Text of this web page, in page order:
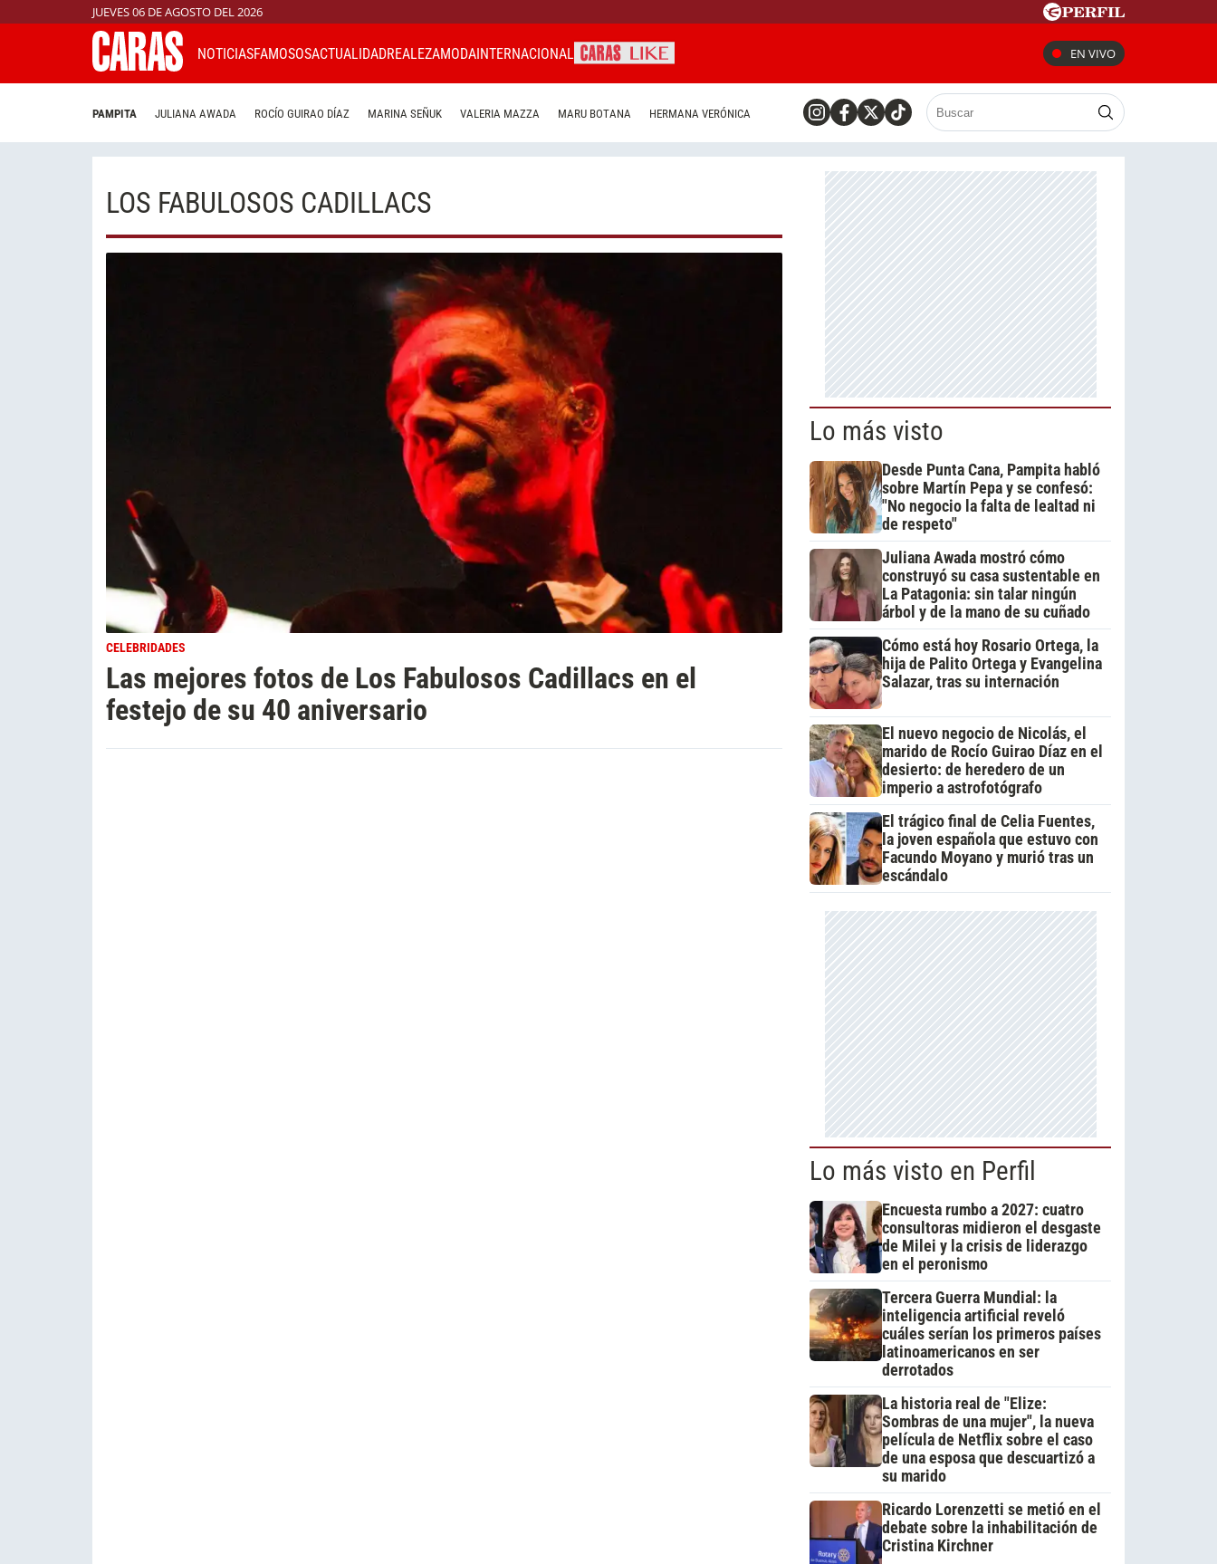
JUEVES 06 DE AGOSTO DEL 2026
NOTICIASFAMOSOSACTUALIDADREALEZAMODAINTERNACIONAL EN VIVO
PAMPITA JULIANA AWADA ROCÍO GUIRAO DÍAZ MARINA SEÑUK VALERIA MAZZA MARU BOTANA HERMANA VERÓNICA
LOS FABULOSOS CADILLACS
CELEBRIDADES
Las mejores fotos de Los Fabulosos Cadillacs en el
festejo de su 40 aniversario
Lo más visto
Desde Punta Cana, Pampita habló
sobre Martín Pepa y se confesó:
"No negocio la falta de lealtad ni
de respeto"
Juliana Awada mostró cómo
construyó su casa sustentable en
La Patagonia: sin talar ningún
árbol y de la mano de su cuñado
Cómo está hoy Rosario Ortega, la
hija de Palito Ortega y Evangelina
Salazar, tras su internación
El nuevo negocio de Nicolás, el
marido de Rocío Guirao Díaz en el
desierto: de heredero de un
imperio a astrofotógrafo
El trágico final de Celia Fuentes,
la joven española que estuvo con
Facundo Moyano y murió tras un
escándalo
Lo más visto en Perfil
Encuesta rumbo a 2027: cuatro
consultoras midieron el desgaste
de Milei y la crisis de liderazgo
en el peronismo
Tercera Guerra Mundial: la
inteligencia artificial reveló
cuáles serían los primeros países
latinoamericanos en ser
derrotados
La historia real de "Elize:
Sombras de una mujer", la nueva
película de Netflix sobre el caso
de una esposa que descuartizó a
su marido
Ricardo Lorenzetti se metió en el
debate sobre la inhabilitación de
Cristina Kirchner